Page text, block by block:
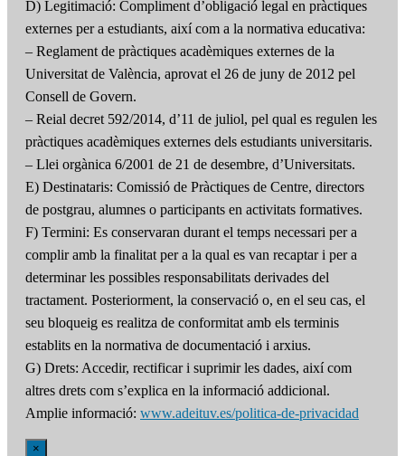
D) Legitimació: Compliment d’obligació legal en pràctiques
externes per a estudiants, així com a la normativa educativa:
– Reglament de pràctiques acadèmiques externes de la
Universitat de València, aprovat el 26 de juny de 2012 pel
Consell de Govern.
– Reial decret 592/2014, d’11 de juliol, pel qual es regulen les
pràctiques acadèmiques externes dels estudiants universitaris.
– Llei orgànica 6/2001 de 21 de desembre, d’Universitats.
E) Destinataris: Comissió de Pràctiques de Centre, directors
de postgrau, alumnes o participants en activitats formatives.
F) Termini: Es conservaran durant el temps necessari per a
complir amb la finalitat per a la qual es van recaptar i per a
determinar les possibles responsabilitats derivades del
tractament. Posteriorment, la conservació o, en el seu cas, el
seu bloqueig es realitza de conformitat amb els terminis
establits en la normativa de documentació i arxius.
G) Drets: Accedir, rectificar i suprimir les dades, així com
altres drets com s’explica en la informació addicional.
Amplie informació: www.adeituv.es/politica-de-privacidad
×